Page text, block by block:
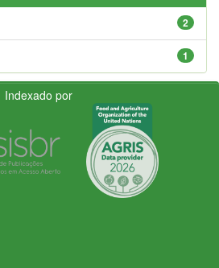
2
1
Indexado por